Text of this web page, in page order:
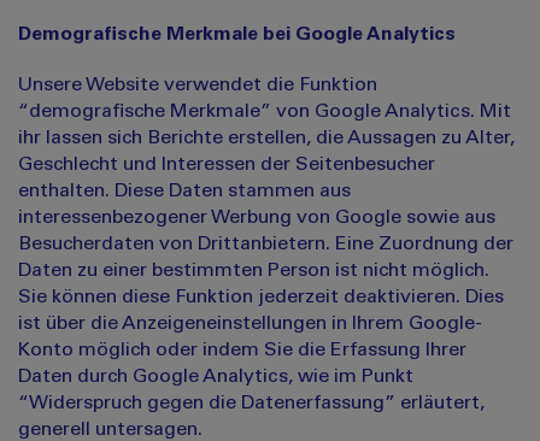
Demografische Merkmale bei Google Analytics
Unsere Website verwendet die Funktion
“demografische Merkmale” von Google Analytics. Mit
ihr lassen sich Berichte erstellen, die Aussagen zu Alter,
Geschlecht und Interessen der Seitenbesucher
enthalten. Diese Daten stammen aus
interessenbezogener Werbung von Google sowie aus
Besucherdaten von Drittanbietern. Eine Zuordnung der
Daten zu einer bestimmten Person ist nicht möglich.
Sie können diese Funktion jederzeit deaktivieren. Dies
ist über die Anzeigeneinstellungen in Ihrem Google-
Konto möglich oder indem Sie die Erfassung Ihrer
Daten durch Google Analytics, wie im Punkt
“Widerspruch gegen die Datenerfassung” erläutert,
generell untersagen.